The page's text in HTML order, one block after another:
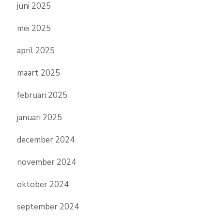
juni 2025
mei 2025
april 2025
maart 2025
februari 2025
januari 2025
december 2024
november 2024
oktober 2024
september 2024